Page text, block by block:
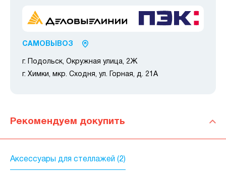
САМОВЫВОЗ
г. Подольск, Окружная улица, 2Ж
г. Химки, мкр. Сходня, ул. Горная, д. 21А
Рекомендуем докупить
Аксессуары для стеллажей (2)